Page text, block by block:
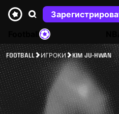
FOOTBALL ИГРОКИ KIM JU-HWAN